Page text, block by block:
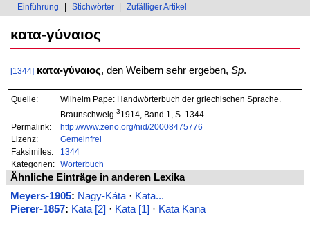
Einführung Stichwörter Zufälliger Artikel
κατα-γύναιος
[1344] κατα-γύναιος, den Weibern sehr ergeben, Sp.
Quelle:
Wilhelm Pape: Handwörterbuch der griechischen Sprache.
Braunschweig 31914, Band 1, S. 1344.
Permalink:
http://www.zeno.org/nid/20008475776
Lizenz:
Gemeinfrei
Faksimiles:
1344
Kategorien:
Wörterbuch
Ähnliche Einträge in anderen Lexika
Meyers-1905: Nagy-Káta· Kata...
Pierer-1857: Kata [2] · Kata [1] · Kata Kana